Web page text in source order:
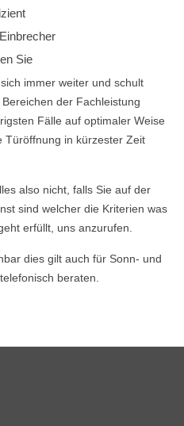
Sie
immer weiter und schult
der Fachleistung
Fälle auf optimaler Weise
Türöffnung in kürzester Zeit
also nicht, falls Sie auf der
sind welcher die Kriterien was
erfüllt, uns anzurufen.
dies gilt auch für Sonn- und
beraten.